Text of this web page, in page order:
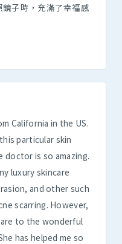
子時，充滿了幸福感
California in the US.
particular skin
doctor is so amazing.
luxury skincare
and other such
scarring. However,
to the wonderful
has helped me so